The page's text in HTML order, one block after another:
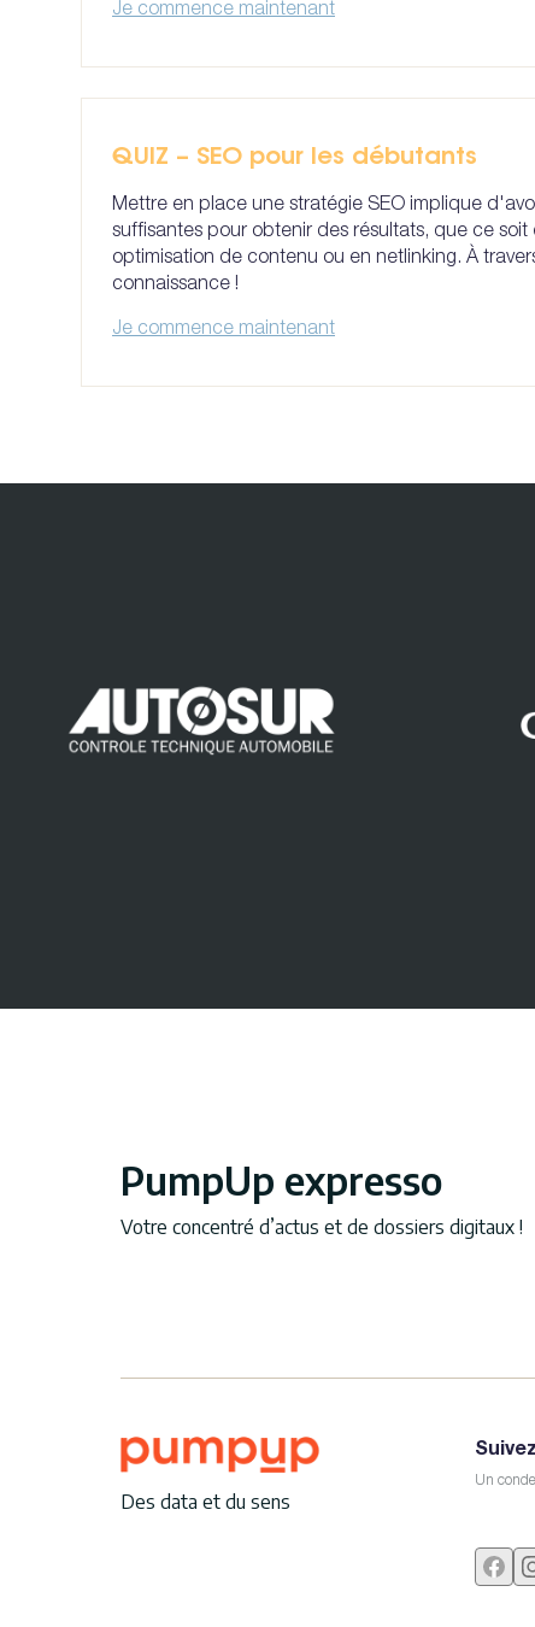
Je commence maintenant
QUIZ – SEO pour les débutants
Mettre en place une stratégie SEO implique
suffisantes pour obtenir des résultats, que ce soit
optimisation de contenu ou en netlinking. À
connaissance !
Je commence maintenant
PumpUp expresso
Votre concentré d’actus et de dossiers digitaux !
Des data et du sens
Un